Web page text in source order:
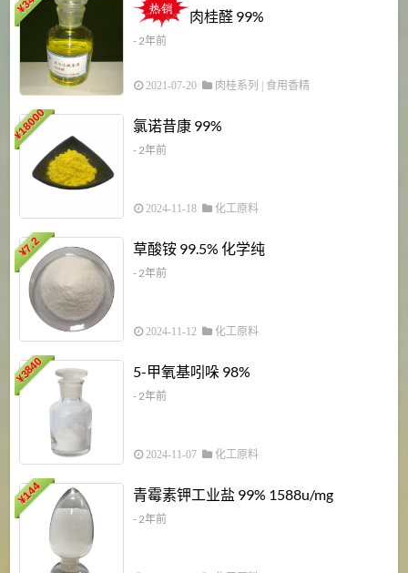
¥ 肉桂醛 99%
- 2年前
2021-07-20 肉桂系列 食用香精
¥
18000 氯诺昔康 99%
- 2年前
2024-11-18 化工原料
¥
7.2 草酸铵 99.5% 化学纯
- 2年前
2024-11-12 化工原料
¥
3840 5-甲氧基吲哚 98%
- 2年前
2024-11-07 化工原料
¥
144 青霉素钾工业盐 99% 1588u/mg
- 2年前